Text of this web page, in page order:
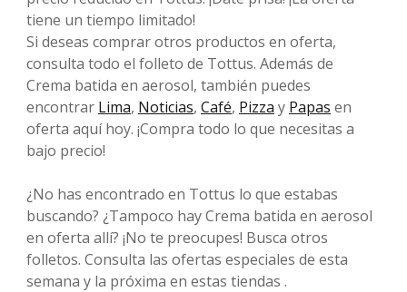
tiene un tiempo limitado!
Si deseas comprar otros productos en oferta,
consulta todo el folleto de Tottus. Además de
Crema batida en aerosol, también puedes
encontrar Lima, Noticias, Café, Pizza y Papas en
oferta aquí hoy. ¡Compra todo lo que necesitas a
bajo precio!
¿No has encontrado en Tottus lo que estabas
buscando? ¿Tampoco hay Crema batida en aerosol
en oferta allí? ¡No te preocupes! Busca otros
folletos. Consulta las ofertas especiales de esta
semana y la próxima en estas tiendas .